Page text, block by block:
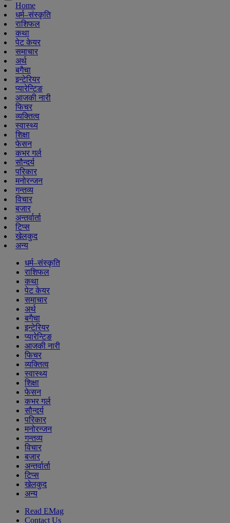
Home
धर्म–संस्कृति
राशिफल
कथा
पेट केयर
समाचार
अर्थ
बगैचा
इन्टेरियर
प्यारेन्टिङ
आजकी नारी
फिचर
व्यक्तित्व
स्वास्थ्य
शिक्षा
फेसन
कभर गर्ल
सौन्दर्य
परिकार
मनोरन्जन
गन्तव्य
विचार
बजार
अन्तर्वार्ता
टिप्स
खेलकुद
अन्य
धर्म–संस्कृति
राशिफल
कथा
पेट केयर
समाचार
अर्थ
बगैचा
इन्टेरियर
प्यारेन्टिङ
आजकी नारी
फिचर
व्यक्तित्व
स्वास्थ्य
शिक्षा
फेसन
कभर गर्ल
सौन्दर्य
परिकार
मनोरन्जन
गन्तव्य
विचार
बजार
अन्तर्वार्ता
टिप्स
खेलकुद
अन्य
Read EMag
Contact Us